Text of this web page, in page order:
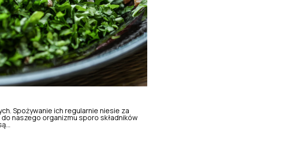
Spożywanie ich regularnie niesie za
naszego organizmu sporo składników